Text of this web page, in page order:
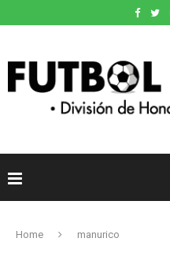
Home manurico